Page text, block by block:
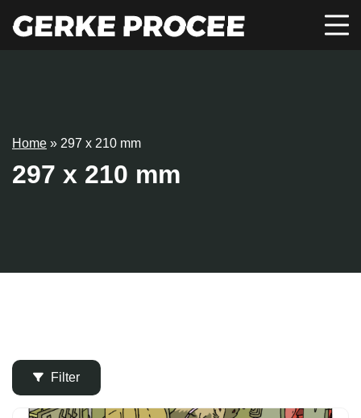
Home » 297 x 210 mm
297 x 210 mm
Filter